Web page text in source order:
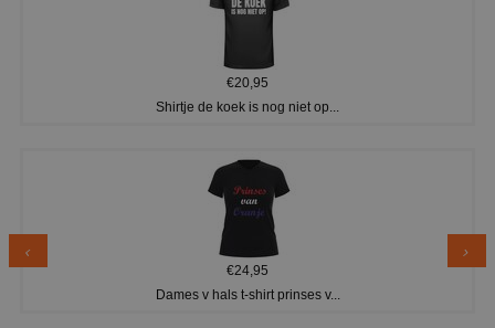
€20,95
Shirtje de koek is nog niet op...
€24,95
Dames v hals t-shirt prinses v...